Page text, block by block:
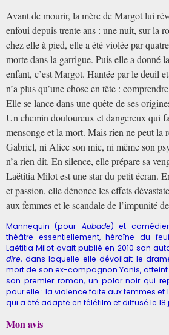
Avant de mourir, la mère de Margot lui
enfoui depuis trente ans : une nuit, sur la
chez elle à pied, elle a été violée par
morte dans la garrigue. Puis elle a donné
enfant, c’est Margot. Hantée par le deuil
n’a plus qu’une chose en tête :
Elle se lance dans une quête de ses
Un chemin douloureux et dangereux qui
mensonge et la mort. Mais rien ne peut la
Gabriel, ni Alice son mie, ni même son
n’a rien dit. En silence, elle prépare sa
Laëtitia Milot est une star du petit écran.
et passion, elle dénonce les effets
aux femmes et le scandale de l’impunité
Mannequin (pourAubade) et
théâtre essentiellement, héroïne du
Laëtitia Milotavait publié en 2010 son
dire, dans laquelle elle dévoilait le
mort de son ex-compagnon Yanis, atteint
son premier roman, un polar noir qui
pour elle : la violence faite aux femmes
qui a été adapté en téléfilm et diffusé le 18
Mon avis